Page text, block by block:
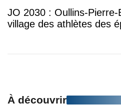
JO 2030 : Oullins-
village des athlètes des
À découvrir